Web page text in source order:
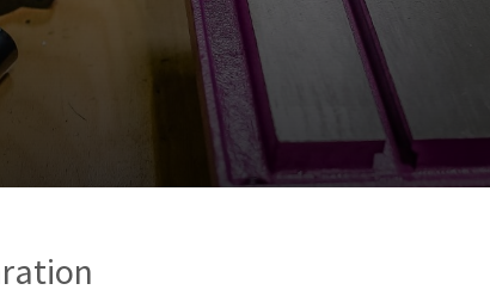
diamantés
Système auto-nivelant à vis
Système auto-nivelant à cale
Pose des joints